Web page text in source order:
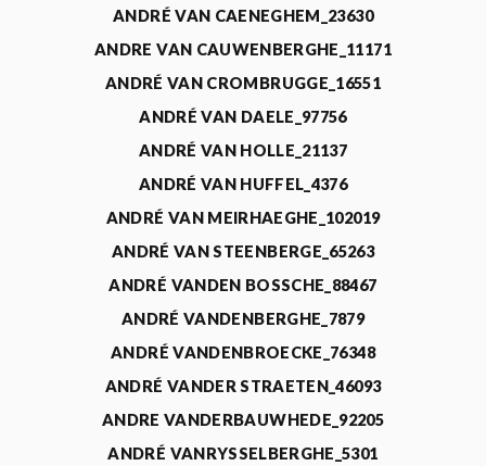
ANDRÉ VAN CAENEGHEM_23630
ANDRE VAN CAUWENBERGHE_11171
ANDRÉ VAN CROMBRUGGE_16551
ANDRÉ VAN DAELE_97756
ANDRÉ VAN HOLLE_21137
ANDRÉ VAN HUFFEL_4376
ANDRÉ VAN MEIRHAEGHE_102019
ANDRÉ VAN STEENBERGE_65263
ANDRÉ VANDEN BOSSCHE_88467
ANDRÉ VANDENBERGHE_7879
ANDRÉ VANDENBROECKE_76348
ANDRÉ VANDER STRAETEN_46093
ANDRE VANDERBAUWHEDE_92205
ANDRÉ VANRYSSELBERGHE_5301